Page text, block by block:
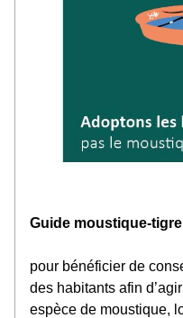
Guide moustique-
pour bénéficier de
des habitants afin
espèce de moustique,